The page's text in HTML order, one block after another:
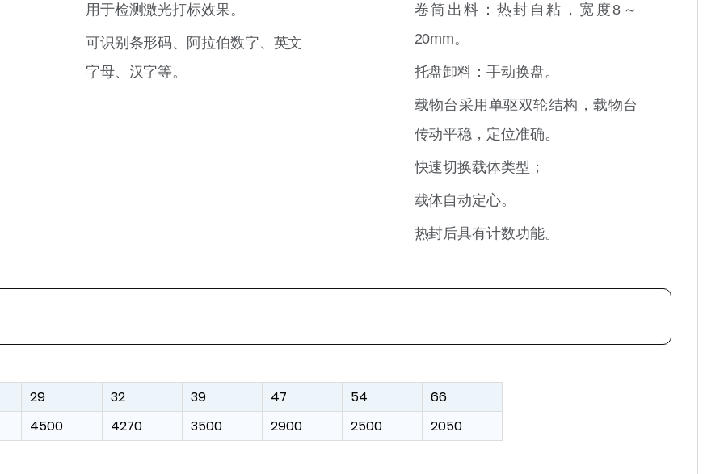
用于检测激光打标效果。
可识别条形码、阿拉伯数字、英文
字母、汉字等。
卷筒出料：热封自粘，宽度8～
20mm。
托盘卸料：手动换盘。
载物台采用单驱双轮结构，载物台
传动平稳，定位准确。
快速切换载体类型；
载体自动定心。
热封后具有计数功能。
29 32 39 47 54
66
4500
4270 3500 2900 2500 2050